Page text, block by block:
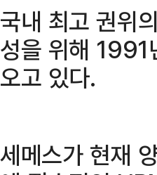
국내 최고 권위
성을 위해 1991
오고 있다.
세메스가 현재